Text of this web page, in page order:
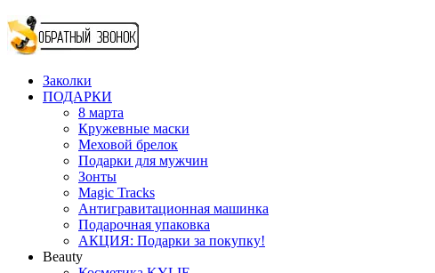
Заколки
ПОДАРКИ
8 марта
Кружевные маски
Меховой брелок
Подарки для мужчин
Зонты
Magic Tracks
Антигравитационная машинка
Подарочная упаковка
АКЦИЯ: Подарки за покупку!
Beauty